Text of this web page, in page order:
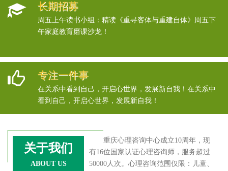
长期招募
周五上午读书小组：精读《重寻客体与重建自体》周五下
午家庭教育磨课沙龙！
专注一件事
在关系中看到自己，开启心世界，发展新自我！在关系中
看到自己，开启心世界，发展新自我！
关于我们
ABOUT US
重庆心理咨询中心成立10周年，现
有16位国家认证心理咨询师，服务超过
50000人次。心理咨询范围仅限：儿童、